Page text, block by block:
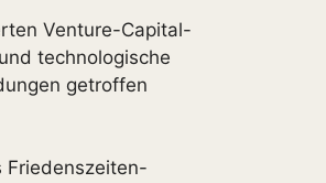
Venture-Capital-
technologische
getroffen
Friedenszeiten-